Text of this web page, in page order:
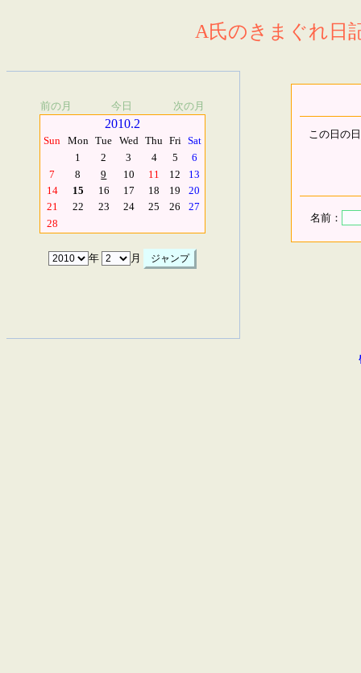
A氏のきまぐれ日
前の月 今日 次の月
2010.2
Sun Mon Tue Wed Thu Fri Sat
1
2 3 4 5
6
7
8 9 10 11 12
13
14
15 16 17 18 19
20
21
22 23 24 25 26
27
28
年 月
この日の
名前：